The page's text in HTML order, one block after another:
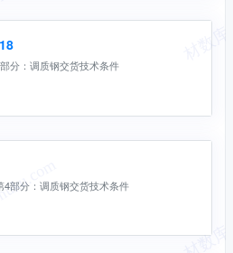
分：调质钢交货技术条件
部分：调质钢交货技术条件